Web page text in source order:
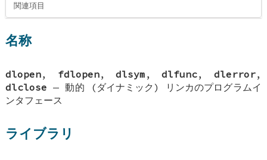
関連項目
名称
dlopen, fdlopen,dlsym ,dlfunc, dlerror,
dlclose —動的 (ダイナミック) リンカのプログラムイ
ンタフェース
ライブラリ